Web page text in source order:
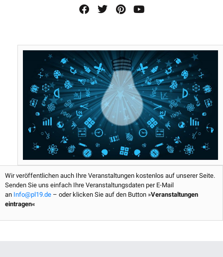
a
c
o
o
k
w
i
e
i
n
r
e
s
o
u
b
e
Wir veröffentlichen auch Ihre Veranstaltungen kostenlos auf unserer Seite.
Senden Sie uns einfach Ihre Veranstaltungsdaten per E-Mail
an Info@pl19.de – oder klicken Sie auf den Button »Veranstaltungen
eintragen«